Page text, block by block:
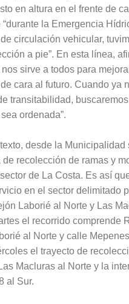
en altura en el frente de
“durante la Emergencia
circulación vehicular,
a pie”. En esta línea,
sirve a todos para
cara al futuro. Cuando ya
transitabilidad,
ordenada”.
desde la Municipalidad
de recolección de ramas y
de La Costa. Es así
en el sector delimitado
Laborié al Norte y Las
el recorrido comprende
al Norte y calle
el trayecto de
Macluras al Norte y la
al Sur.